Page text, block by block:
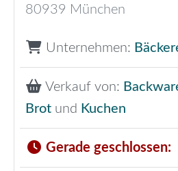
80939 München
Unternehmen:
Verkauf von:
Brot und Kuchen
Gerade geschlossen: